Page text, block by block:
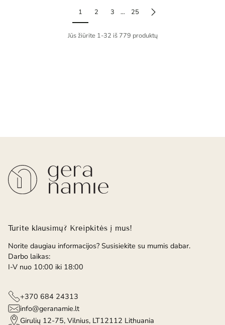
1 2 3 … 25
Jūs žiūrite 1-32 iš 779 produktų
Turite klausimų? Kreipkitės į mus!
Norite daugiau informacijos? Susisiekite su mumis dabar.
Darbo laikas:
I-V nuo 10:00 iki 18:00
+370 684 24313
info@geranamie.lt
Girulių 12-75, Vilnius, LT12112 Lithuania